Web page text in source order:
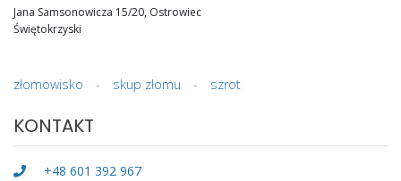
Jana Samsonowicza 15/20, Ostrowiec
Świętokrzyski
złomowisko - skup złomu - szrot
KONTAKT
+48 601 392 967